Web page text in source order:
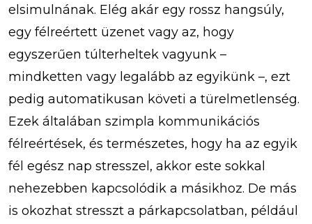
elsimulnának. Elég akár egy rossz hangsúly,
egy félreértett üzenet vagy az, hogy
egyszerűen túlterheltek vagyunk –
mindketten vagy legalább az egyikünk –, ezt
pedig automatikusan követi a türelmetlenség.
Ezek általában szimpla kommunikációs
félreértések, és természetes, hogy ha az egyik
fél egész nap stresszel, akkor este sokkal
nehezebben kapcsolódik a másikhoz. De más
is okozhat stresszt a párkapcsolatban, például